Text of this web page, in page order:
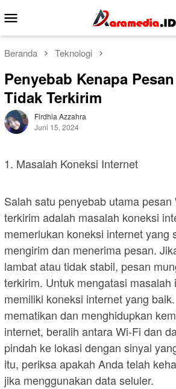
ke
kontenMobile
Beranda Teknologi
Penyebab Kenapa
Tidak Terkirim
Firdhia Azzahra
Juni 15, 2024
1. Masalah Koneksi Internet
Salah satu penyebab utama
terkirim adalah masalah koneksi
memerlukan koneksi internet yang
mengirim dan menerima pesan.
lambat atau tidak stabil, pesan
terkirim. Untuk mengatasi masalah
memiliki koneksi internet yang
mematikan dan menghidupkan
internet, beralih antara Wi-Fi dan
pindah ke lokasi dengan sinyal
itu, periksa apakah Anda telah
jika menggunakan data seluler.